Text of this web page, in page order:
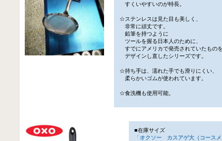
すくいやすいのが特長。
☆ステンレスは見た目も美しく、
非常に頑丈です。
鉛筆を持つように
ツールを握る日本人のために、
すでにアメリカで発売されていたもの
デザインし直したシリーズです。
☆持ち手は、濡れた手でも滑りにくい、
柔らかいゴムが使われています。
☆食洗機も使用可能。
■在庫サイズ
「オクソー カスアゲ大（コース